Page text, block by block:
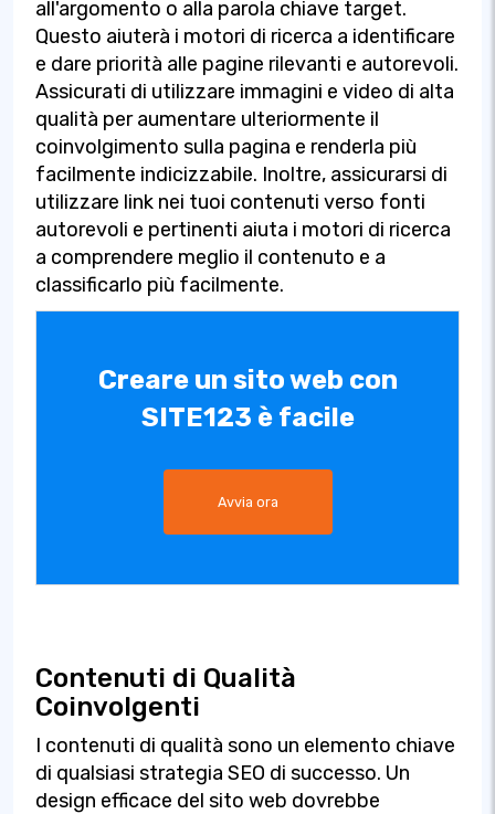
all'argomento o alla parola chiave target.
Questo aiuterà i motori di ricerca a identificare
e dare priorità alle pagine rilevanti e autorevoli.
Assicurati di utilizzare immagini e video di alta
qualità per aumentare ulteriormente il
coinvolgimento sulla pagina e renderla più
facilmente indicizzabile. Inoltre, assicurarsi di
utilizzare link nei tuoi contenuti verso fonti
autorevoli e pertinenti aiuta i motori di ricerca
a comprendere meglio il contenuto e a
classificarlo più facilmente.
Creare un sito web con
SITE123 è facile
Avvia ora
Contenuti di Qualità
Coinvolgenti
I contenuti di qualità sono un elemento chiave
di qualsiasi strategia SEO di successo. Un
design efficace del sito web dovrebbe